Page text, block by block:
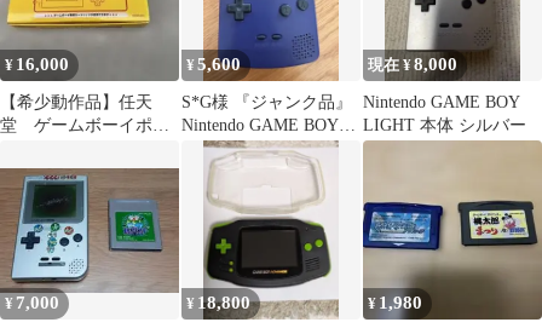
¥ 16,000
【希少動作品】任天
堂 ゲームボーイポケ
明書付属
¥5,600
S*G様 『ジャンク品』
Nintendo GAME BOY
COLOR 本体 パ
現在 ¥8,000
Nintendo GAME BOY
LIGHT 本体 シルバー
¥ 7,000 ¥ 18,800 ¥ 1,980